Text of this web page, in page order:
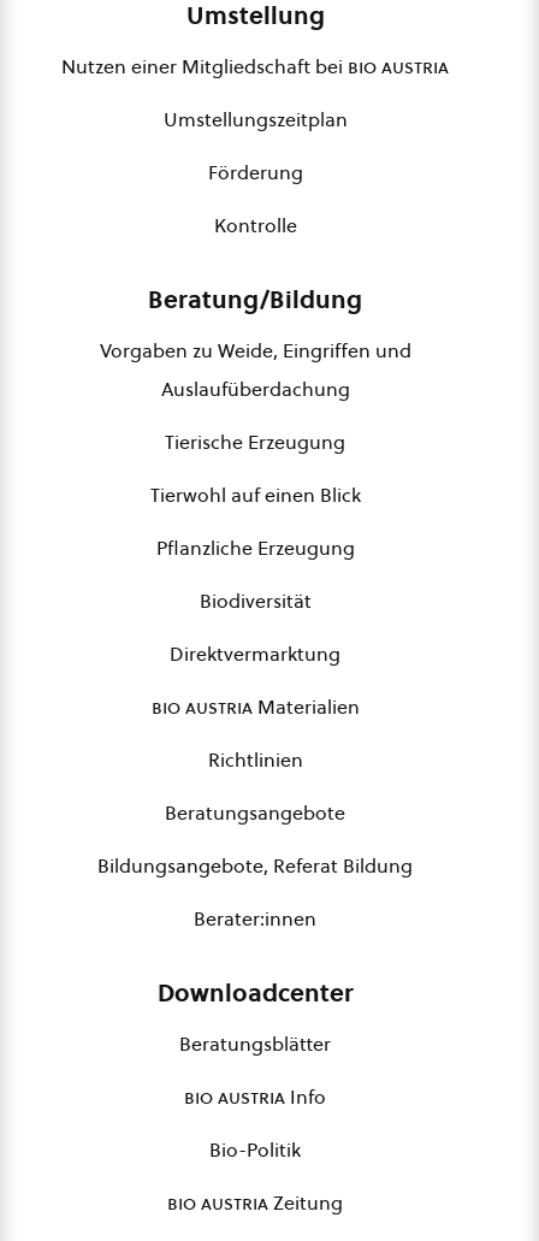
Umstellung
Nutzen einer Mitgliedschaft bei bio austria
Umstellungszeitplan
Förderung
Kontrolle
Beratung/Bildung
Vorgaben zu Weide, Eingriffen und
Auslaufüberdachung
Tierische Erzeugung
Tierwohl auf einen Blick
Pflanzliche Erzeugung
Biodiversität
Direktvermarktung
bio austriaMaterialien
Richtlinien
Beratungsangebote
Bildungsangebote, Referat Bildung
Berater:innen
Downloadcenter
Beratungsblätter
bio austria Info
Bio-Politik
bio austriaZeitung